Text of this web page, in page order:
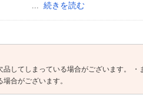
続きを読む
してしまっている場合がございます。 ・
合がございます。